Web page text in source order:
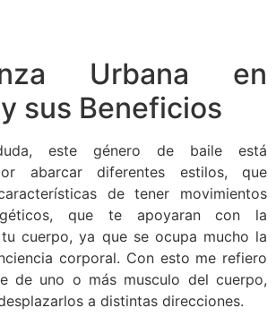
Urbana en
sus Beneficios
este género de baile está
abarcar diferentes estilos, que
de tener movimientos
que te apoyaran con la
cuerpo, ya que se ocupa mucho la
corporal. Con esto me refiero
de uno o más musculo del cuerpo,
a distintas direcciones.